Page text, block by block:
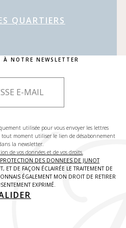
QUARTIERS
À NOTRE NEWSLETTER
utilisée pour vous envoyer les lettres
moment utiliser le lien de désabonnement
la newsletter.
de vos données et de vos droits.
DES DONNEES DE JUNOT
ET DE FAÇON ÉCLAIRÉE LE TRAITEMENT DE
ÉGALEMENT MON DROIT DE RETIRER
EXPRIMÉ.